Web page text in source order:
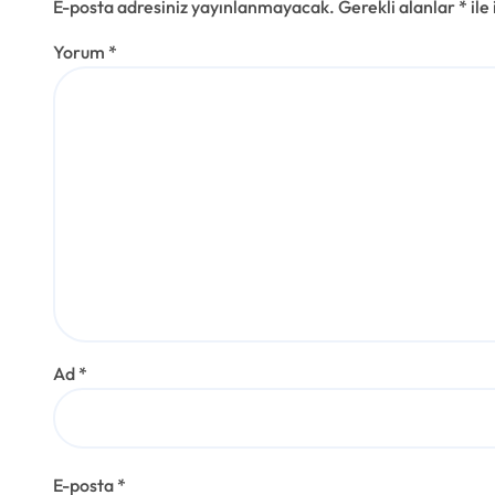
E-posta adresiniz yayınlanmayacak. Gerekli alanlar * ile
Yorum *
Ad *
E-posta *